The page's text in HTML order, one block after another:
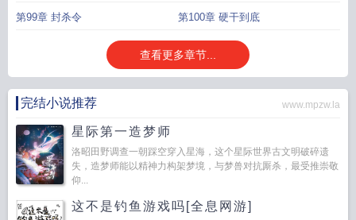
第99章 封杀令 第100章 硬干到底
查看更多章节...
完结小说推荐 www.mpzw.la
星际第一造梦师
洛昭田野调查一朝踩空穿入星海，这个星际世界古文明破碎遗
失，造梦师能以精神力构架梦境，与梦兽对抗厮杀，最受推崇敬
仰...
这不是钓鱼游戏吗[全息网游]